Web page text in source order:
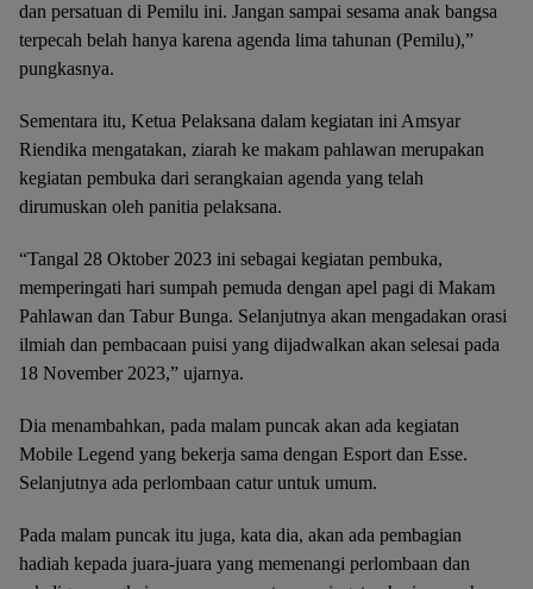
dan persatuan di Pemilu ini. Jangan sampai sesama anak bangsa
terpecah belah hanya karena agenda lima tahunan (Pemilu),”
pungkasnya.
Sementara itu, Ketua Pelaksana dalam kegiatan ini Amsyar
Riendika mengatakan, ziarah ke makam pahlawan merupakan
kegiatan pembuka dari serangkaian agenda yang telah
dirumuskan oleh panitia pelaksana.
“Tangal 28 Oktober 2023 ini sebagai kegiatan pembuka,
memperingati hari sumpah pemuda dengan apel pagi di Makam
Pahlawan dan Tabur Bunga. Selanjutnya akan mengadakan orasi
ilmiah dan pembacaan puisi yang dijadwalkan akan selesai pada
18 November 2023,” ujarnya.
Dia menambahkan, pada malam puncak akan ada kegiatan
Mobile Legend yang bekerja sama dengan Esport dan Esse.
Selanjutnya ada perlombaan catur untuk umum.
Pada malam puncak itu juga, kata dia, akan ada pembagian
hadiah kepada juara-juara yang memenangi perlombaan dan